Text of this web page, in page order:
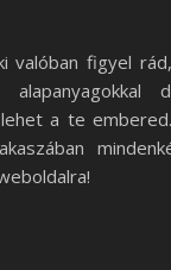
valóban figyel
a te